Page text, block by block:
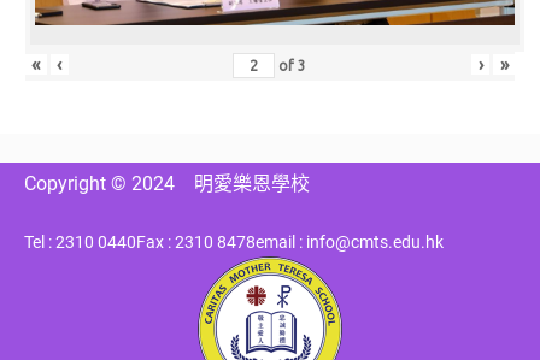
« ‹ of3 › »
Copyright © 2024 明愛樂恩學校
Tel : 2310 0440Fax : 2310 8478email : info@cmts.edu.hk